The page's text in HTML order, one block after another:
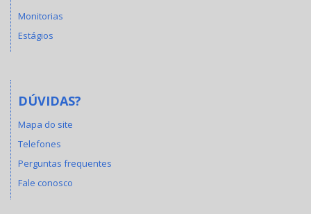
Monitorias
Estágios
DÚVIDAS?
Mapa do site
Telefones
Perguntas frequentes
Fale conosco